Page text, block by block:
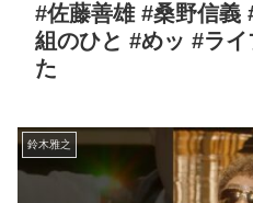
#佐藤善雄 #桑野信義
組のひと #めッ #ラ
た
鈴木雅之